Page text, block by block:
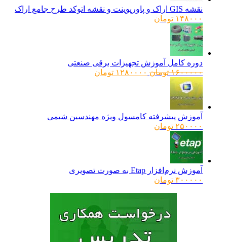
نقشه GIS اراک و پاورپوینت و نقشه اتوکد طرح جامع اراک
۱۴۸۰۰۰ تومان
دوره کامل آموزش تجهیزات برقی صنعتی
۱۶۰۰۰۰۰ تومانقیمت
۱۲۸۰۰۰۰ تومانقیمت
آموزش پیشرفته کامسول ویژه مهندسین شیمی
۲۵۰۰۰۰ تومان
آموزش نرم‌افزار Etap به صورت تصویری
۳۰۰۰۰۰ تومان